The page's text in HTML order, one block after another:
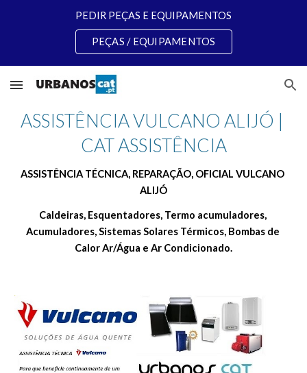
PEDIR PEÇAS E EQUIPAMENTOS
PEÇAS / EQUIPAMENTOS
ASSISTÊNCIA VULCANO ALIJÓ |
CAT ASSISTÊNCIA
ASSISTÊNCIA TÉCNICA, REPARAÇÃO, OFICIAL VULCANO
ALIJÓ
Caldeiras, Esquentadores, Termo acumuladores,
Acumuladores, Sistemas Solares Térmicos, Bombas de
Calor Ar/Água e Ar Condicionado.